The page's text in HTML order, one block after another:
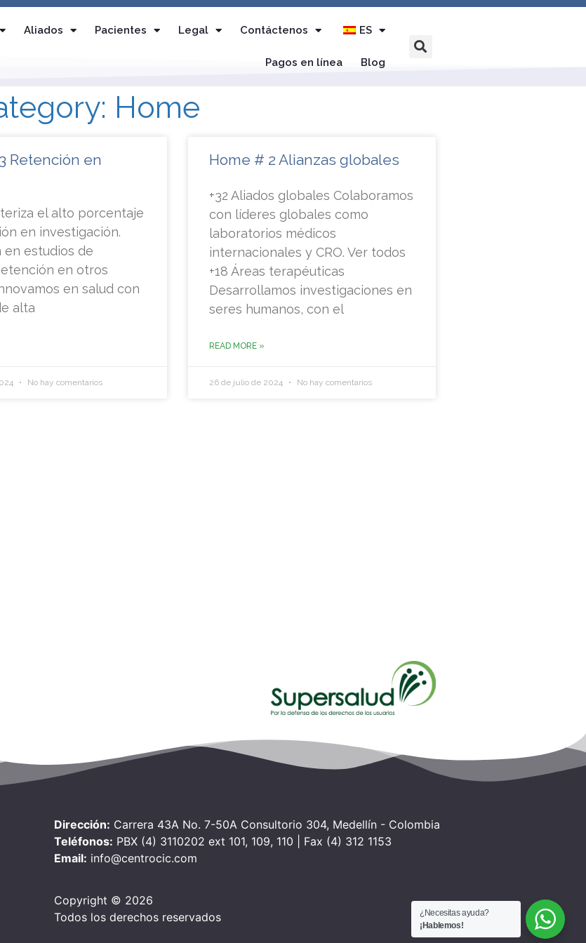
Aliados Pacientes Legal Contáctenos ES
Pagos en línea Blog
Home
Retención en
el alto porcentaje
en investigación.
en estudios de
en otros
en salud con
alta
No hay comentarios
Home # 2 Alianzas globales
+32 Aliados globales Colaboramos
con líderes globales como
laboratorios médicos
internacionales y CRO. Ver todos
+18 Áreas terapéuticas
Desarrollamos investigaciones en
seres humanos, con el
READ MORE »
26 de julio de 2024 No hay comentarios
Dirección: Carrera 43A No. 7-50A Consultorio 304, Medellín - Colombia
Teléfonos: PBX (4) 3110202 ext 101, 109, 110 | Fax (4) 312 1153
Email: info@centrocic.com
Copyright © 2026
Todos los derechos reservados
¿Necesitas ayuda?
¡Hablemos!